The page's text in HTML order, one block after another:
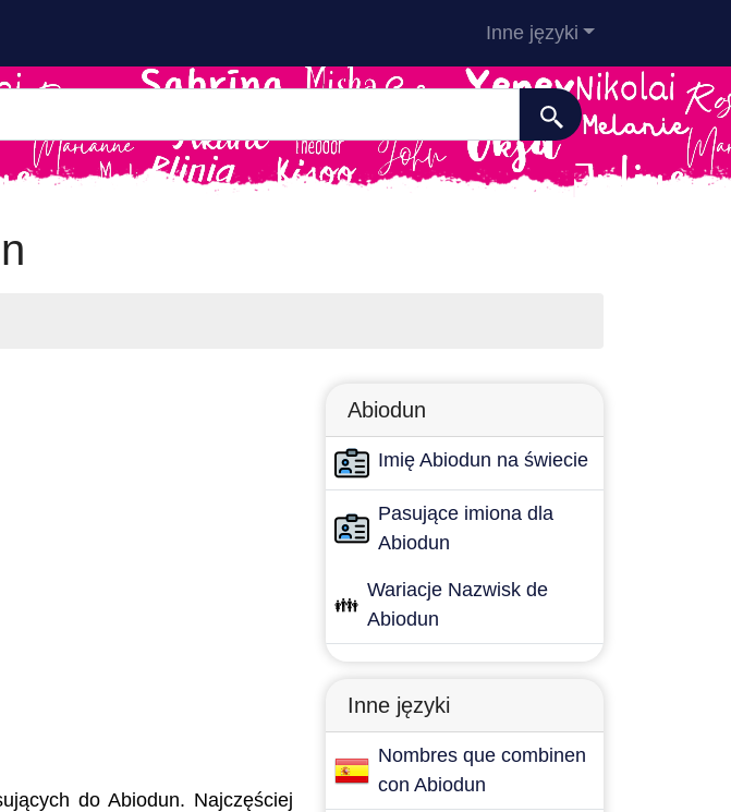
Inne języki
do Abiodun. Najczęściej
Abiodun
Imię Abiodun na świecie
Pasujące imiona dla
Abiodun
👪
Wariacje Nazwisk de
Abiodun
Inne języki
Nombres que combinen
con Abiodun